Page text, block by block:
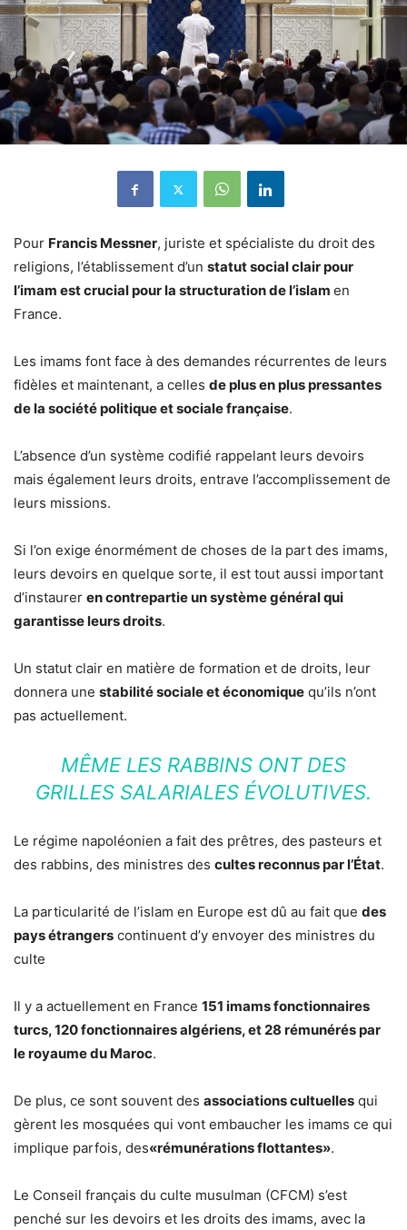
Pour Francis Messner, juriste et spécialiste du droit des
religions, l’établissement d’un statut social clair pour
l’imam est crucial pour la structuration de l’islam en
France.
Les imams font face à des demandes récurrentes de leurs
fidèles et maintenant, a celles de plus en plus pressantes
de la société politique et sociale française.
L’absence d’un système codifié rappelant leurs devoirs
mais également leurs droits, entrave l’accomplissement de
leurs missions.
Si l’on exige énormément de choses de la part des imams,
leurs devoirs en quelque sorte, il est tout aussi important
d’instaurer en contrepartie un système général qui
garantisse leurs droits.
Un statut clair en matière de formation et de droits, leur
donnera une stabilité sociale et économique qu’ils n’ont
pas actuellement.
MÊME LES RABBINS ONT DES
GRILLES SALARIALES ÉVOLUTIVES.
Le régime napoléonien a fait des prêtres, des pasteurs et
des rabbins, des ministres des cultes reconnus par l’État.
La particularité de l’islam en Europe est dû au fait que des
pays étrangers continuent d’y envoyer des ministres du
culte
Il y a actuellement en France 151 imams fonctionnaires
turcs, 120 fonctionnaires algériens, et 28 rémunérés par
le royaume du Maroc.
De plus, ce sont souvent des associations cultuelles qui
gèrent les mosquées qui vont embaucher les imams ce qui
implique parfois, des«rémunérations flottantes».
Le Conseil français du culte musulman (CFCM) s’est
penché sur les devoirs et les droits des imams, avec la